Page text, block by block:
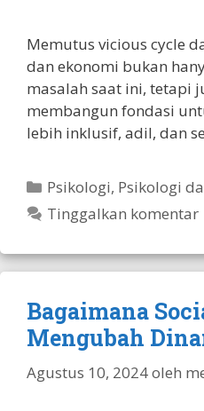
Memutus vicious cycle
dan ekonomi bukan
masalah saat ini, tetapi
membangun fondasi
lebih inklusif, adil, dan
Kategori
Psikologi, Psikologi
Tinggalkan komentar
Bagaimana
Mengubah
Agustus 10, 2024oleh